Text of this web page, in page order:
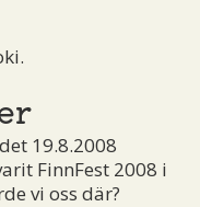
19.8.2008
FinnFest 2008 i
vi oss där?